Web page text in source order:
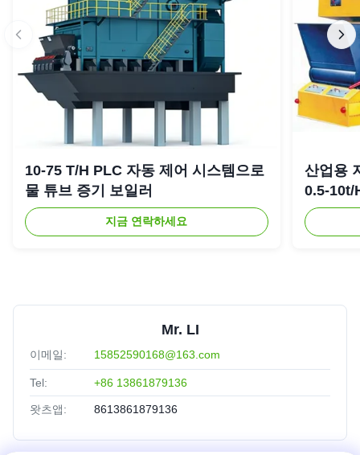
10-75 T/H PLC 자동 제어 시스템으로
물 튜브 증기 보일러
지금 연락하세요
산업용
0.5-10t/
Mr. LI
이메일: 15852590168@163.com
Tel: +86 13861879136
왓츠앱: 8613861879136